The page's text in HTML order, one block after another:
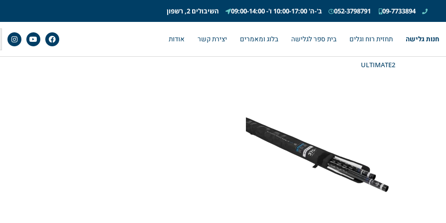
09-7733894
052-3798791 ב'-ה' 10:00-17:00 ו'- 09:00-14:00 השיבולים 2, רשפון
חנות גלישה תחזית רוח וגלים בית ספר לגלישה בלוג ומאמרים יצירת קשר אודות
ULTIMATE2